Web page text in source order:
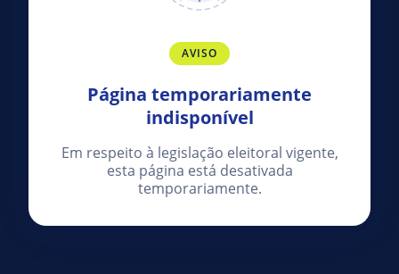
AVISO
Página temporariamente
indisponível
Em respeito à legislação eleitoral vigente,
esta página está desativada
temporariamente.